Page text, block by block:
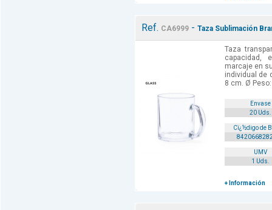
Ref. CA6999 - Taza Sublimación
Taza
capacidad,
marcaje en
individual de
8 cm. Ø
Envase
20 Uds.
Cï¿½digo de
UMV
1 Uds.
+ Información